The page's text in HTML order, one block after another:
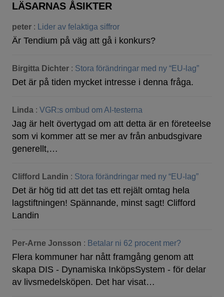
LÄSARNAS ÅSIKTER
peter : Lider av felaktiga siffror
Är Tendium på väg att gå i konkurs?
Birgitta Dichter : Stora förändringar med ny “EU-lag”
Det är på tiden mycket intresse i denna fråga.
Linda : VGR:s ombud om AI-testerna
Jag är helt övertygad om att detta är en företeelse
som vi kommer att se mer av från anbudsgivare
generellt,…
Clifford Landin : Stora förändringar med ny “EU-lag”
Det är hög tid att det tas ett rejält omtag hela
lagstiftningen! Spännande, minst sagt! Clifford
Landin
Per-Arne Jonsson : Betalar ni 62 procent mer?
Flera kommuner har nått framgång genom att
skapa DIS - Dynamiska InköpsSystem - för delar
av livsmedelsköpen. Det har visat…